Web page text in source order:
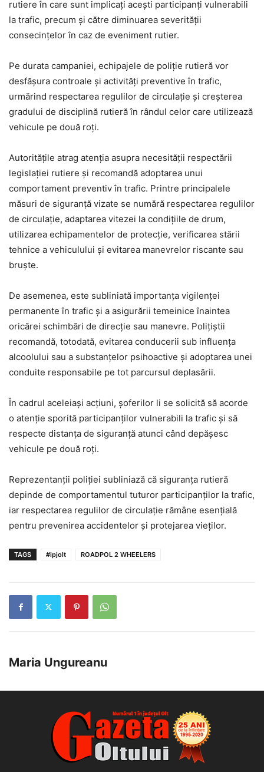
rutiere în care sunt implicați acești participanți vulnerabili
la trafic, precum și către diminuarea severității
consecințelor în caz de eveniment rutier.
Pe durata campaniei, echipajele de poliție rutieră vor
desfășura controale și activități preventive în trafic,
urmărind respectarea regulilor de circulație și creșterea
gradului de disciplină rutieră în rândul celor care utilizează
vehicule pe două roți.
Autoritățile atrag atenția asupra necesității respectării
legislației rutiere și recomandă adoptarea unui
comportament preventiv în trafic. Printre principalele
măsuri de siguranță vizate se numără respectarea regulilor
de circulație, adaptarea vitezei la condițiile de drum,
utilizarea echipamentelor de protecție, verificarea stării
tehnice a vehiculului și evitarea manevrelor riscante sau
bruște.
De asemenea, este subliniată importanța vigilenței
permanente în trafic și a asigurării temeinice înaintea
oricărei schimbări de direcție sau manevre. Polițiștii
recomandă, totodată, evitarea conducerii sub influența
alcoolului sau a substanțelor psihoactive și adoptarea unei
conduite responsabile pe tot parcursul deplasării.
În cadrul aceleiași acțiuni, șoferilor li se solicită să acorde
o atenție sporită participanților vulnerabili la trafic și să
respecte distanța de siguranță atunci când depășesc
vehicule pe două roți.
Reprezentanții poliției subliniază că siguranța rutieră
depinde de comportamentul tuturor participanților la trafic,
iar respectarea regulilor de circulație rămâne esențială
pentru prevenirea accidentelor și protejarea vieților.
TAGS #ipjolt ROADPOL 2 WHEELERS
Maria Ungureanu